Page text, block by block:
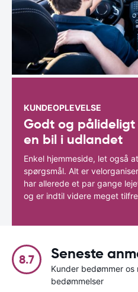
KUNDEOPLEVELSE
Godt og
en bil i udlandet
Enkel hjemmeside, let også
spørgsmål. Alt er
har allerede et par gange
og er indtil videre meget
8.7 Seneste
Kunder bedømmer
bedømmelser